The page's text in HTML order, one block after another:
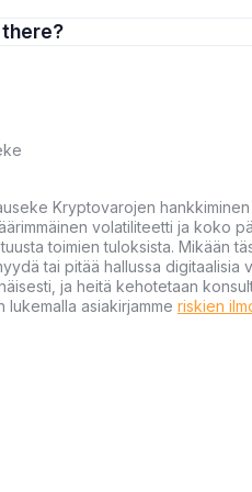
are there?
Kryptovarojen
volatiliteetti ja koko
toimien tuloksista. Mikään
tai pitää hallussa
ja heitä kehotetaan
lukemalla asiakirjamme riskien